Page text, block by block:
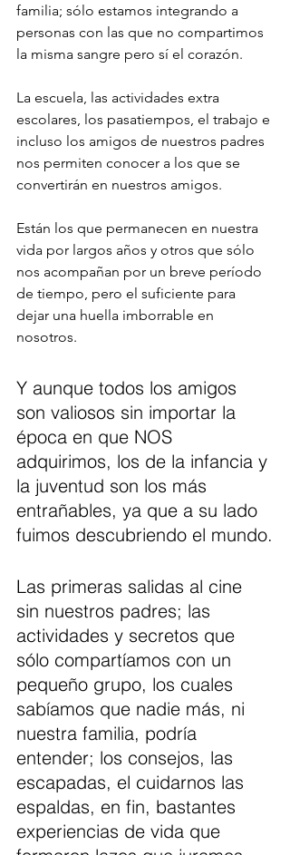
familia; sólo estamos integrando a
personas con las que no compartimos
la misma sangre pero sí el corazón.
La escuela, las actividades extra
escolares, los pasatiempos, el trabajo e
incluso los amigos de nuestros padres
nos permiten conocer a los que se
convertirán en nuestros amigos.
Están los que permanecen en nuestra
vida por largos años y otros que sólo
nos acompañan por un breve período
de tiempo, pero el suficiente para
dejar una huella imborrable en
nosotros.
Y aunque todos los amigos
son valiosos sin importar la
época en que NOS
adquirimos, los de la infancia y
la juventud son los más
entrañables, ya que a su lado
fuimos descubriendo el mundo.
Las primeras salidas al cine
sin nuestros padres; las
actividades y secretos que
sólo compartíamos con un
pequeño grupo, los cuales
sabíamos que nadie más, ni
nuestra familia, podría
entender; los consejos, las
escapadas, el cuidarnos las
espaldas, en fin, bastantes
experiencias de vida que